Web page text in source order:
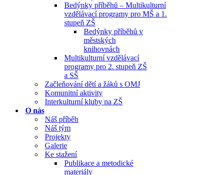
Bedýnky příběhů – Multikulturní
vzdělávací programy pro MŠ a 1.
stupeň ZŠ
Bedýnky příběhů v
městských
knihovnách
Multikulturní vzdělávací
programy pro 2. stupeň ZŠ
a SŠ
Začleňování dětí a žáků s OMJ
Komunitní aktivity
Interkulturní kluby na ZŠ
O nás
Náš příběh
Náš tým
Projekty
Galerie
Ke stažení
Publikace a metodické
materiály